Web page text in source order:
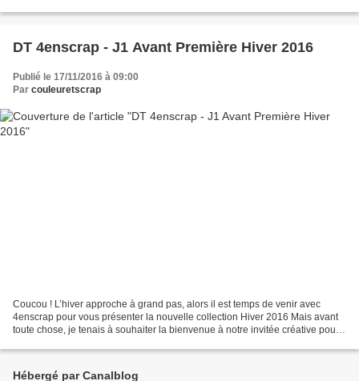
DT 4enscrap - J1 Avant Première Hiver 2016
Publié le 17/11/2016 à 09:00
Par couleuretscrap
Coucou ! L’hiver approche à grand pas, alors il est temps de venir avec
4enscrap pour vous présenter la nouvelle collection Hiver 2016 Mais avant
toute chose, je tenais à souhaiter la bienvenue à notre invitée créative pour
Hébergé par Canalblog